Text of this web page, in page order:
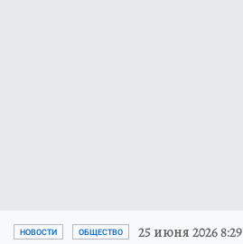
НОВОСТИ ОБЩЕСТВО 25 июня 2026 8:29